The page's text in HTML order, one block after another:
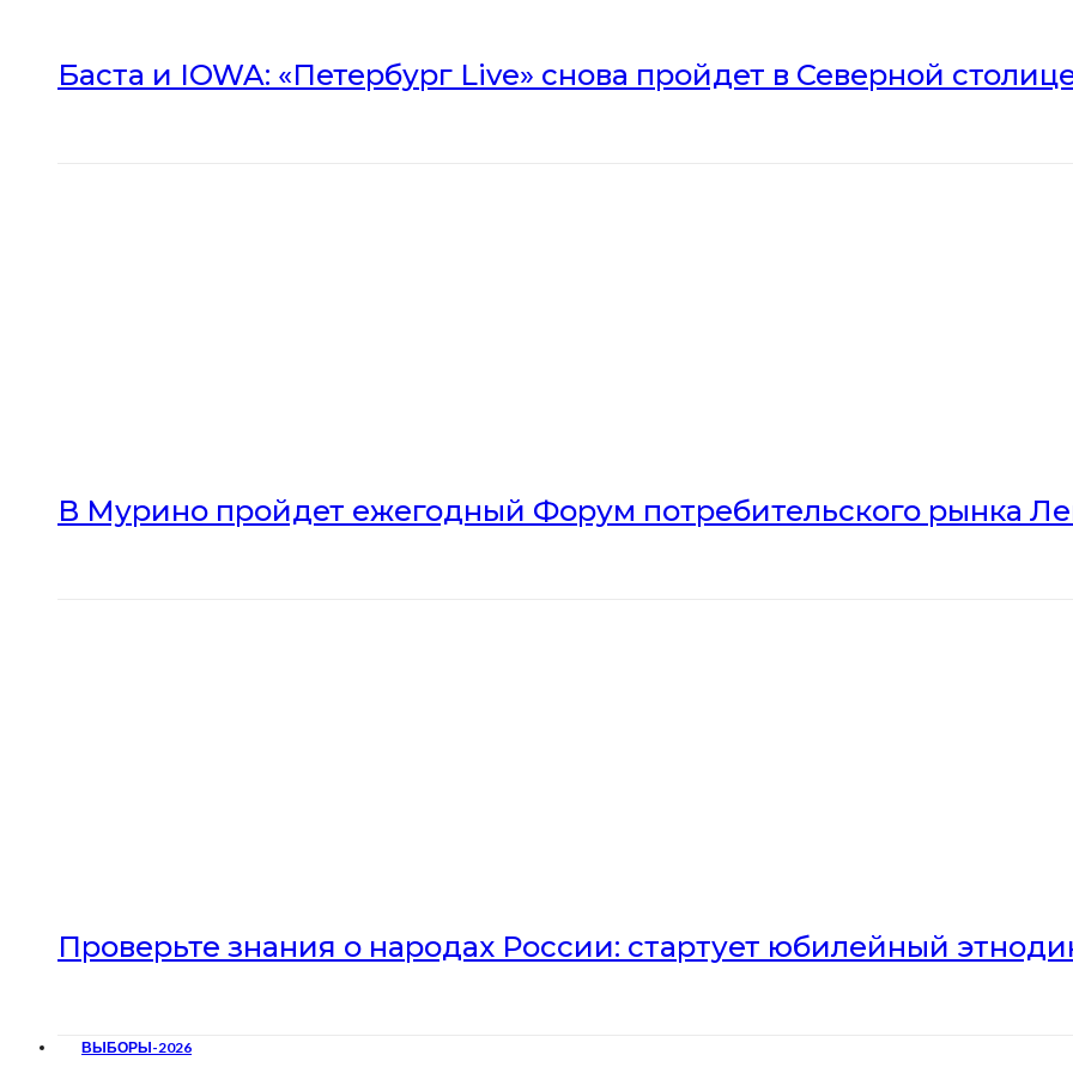
Баста и IOWA: «Петербург Live» снова пройдет в Северной
В Мурино пройдет ежегодный Форум потребительского рынка
Проверьте знания о народах России: стартует юбилейный
ВЫБОРЫ-2026